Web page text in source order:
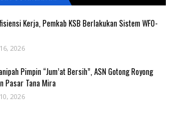
Kerja, Pemkab KSB Berlakukan Sistem WFO-
2026
Pimpin “Jum’at Bersih”, ASN Gotong Royong
Pasar Tana Mira
2026